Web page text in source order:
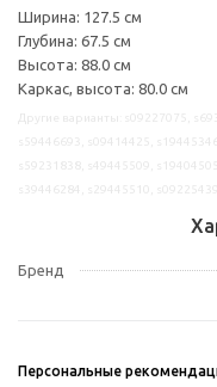
Ширина: 127.5 см
Глубина: 67.5 см
Высота: 88.0 см
Каркас, высота: 80.0 см
Бренд
Персональные